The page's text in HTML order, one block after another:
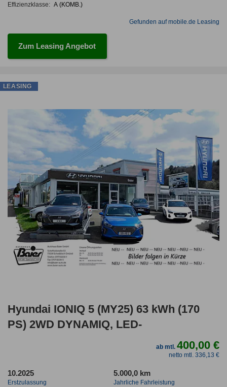
Effizienzklasse: A (KOMB.)
Gefunden auf mobile.de Leasing
Zum Leasing Angebot
Hyundai IONIQ 5 (MY25) 63 kWh (170
PS) 2WD DYNAMIQ, LED-
ab mtl.400,00 €
netto mtl. 336,13 €
10.2025
Erstzulassung
5.000,0 km
Jahrliche Fahrleistung
LEASING